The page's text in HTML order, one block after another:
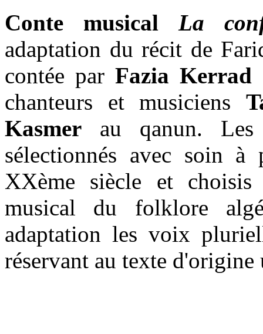
Conte musical La
adaptation du récit de
contée par Fazia Kerrad
chanteurs et musiciens
Kasmer au qanun. Les
sélectionnés avec soin
XXème siècle et
musical du folklore
adaptation les voix
réservant au texte